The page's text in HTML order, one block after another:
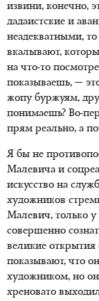
извини, конечно,
дадаистские и
неадекватными, то
вкалывают,
на что-то
показываешь, —
жопу буржуям,
понимаешь? Во-
прям реально, а
Я бы не
Малевича и
искусство на
художников
Малевич, только у
совершенно
великие открытия
показывают, что
художником, но он
хреновато